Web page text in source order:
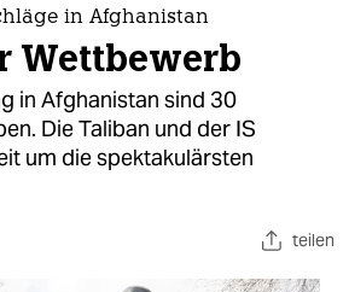
in Afghanistan
Wettbewerb
in Afghanistan sind 30
Die Taliban und der IS
um die spektakulärsten
teilen